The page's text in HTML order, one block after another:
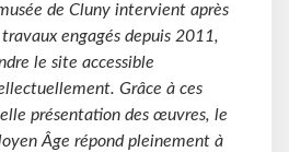
de Cluny intervient après
engagés depuis 2011,
le site accessible
Grâce à ces
présentation des œuvres, le
Âge répond pleinement à